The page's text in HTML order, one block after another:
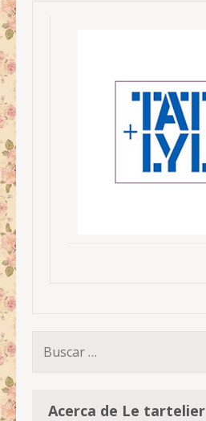
Buscar:
Acerca de Le tartelier